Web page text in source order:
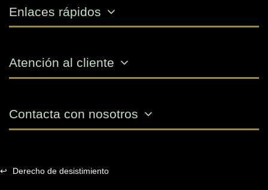
Enlaces rápidos
Atención al cliente
Contacta con nosotros
↩ Derecho de desistimiento